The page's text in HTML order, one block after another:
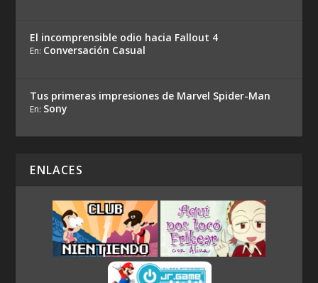
El incomprensible odio hacia Fallout 4
En: Conversación Casual
Tus primeras impresiones de Marvel Spider-Man
En: Sony
ENLACES